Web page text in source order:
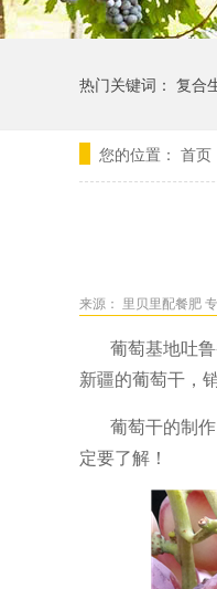
热门关键词： 复合
您的位置： 首页
来源： 里贝里配餐肥
葡萄基地吐
新疆的葡萄干，
葡萄干的制
定要了解！